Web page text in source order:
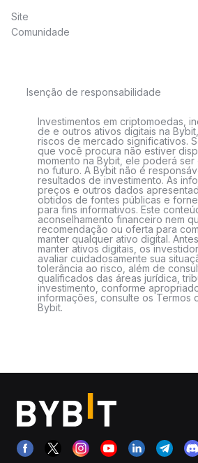
Site
Comunidade
Isenção de responsabilidade
Investimentos em criptomoedas,
de e outros ativos digitais na
riscos de mercado significativos.
que você procura não estiver
momento na Bybit, ele poderá
no futuro. A Bybit não é
resultados de investimento. As
preços e outros dados
obtidos de fontes públicas e
para fins informativos. Este
aconselhamento financeiro nem
recomendação ou oferta para
manter qualquer ativo digital.
manter ativos digitais, os
avaliar cuidadosamente sua
tolerância ao risco, além de
qualificados das áreas jurídica,
investimento, conforme
informações, consulte os Termos
Bybit.